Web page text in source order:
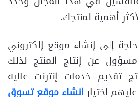
أهمية لمنتجك.
إلى إنشاء موقع إلكتروني
عن إنتاج المنتج لذلك
تقديم خدمات إنترنت عالية
اختيارانشاء موقع تسوق